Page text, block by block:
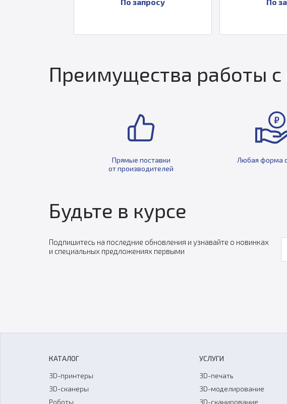
Преимущества работы
Прямые поставки
от производителей
Любая форма
Будьте в курсе
Подпишитесь на последние обновления и узнавайте о новинках
и специальных предложениях первыми
КАТАЛОГ
3D-принтеры
3D-сканеры
Роботы
УСЛУГИ
3D-печать
3D-моделирование
3D-сканирование